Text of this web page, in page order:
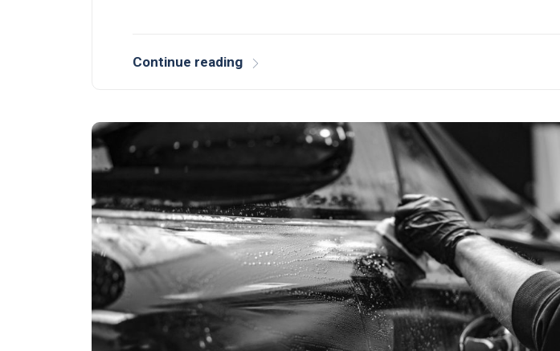
Continue reading